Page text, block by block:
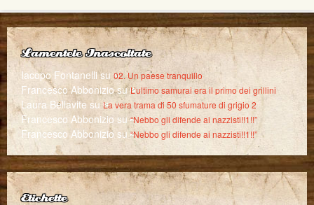
Lamentele Inascoltate
Iacopo Fontanellisu02. Un paese tranquillo
Francesco AbboniziosuL’ultimo samurai era il primo dei grillini
Laura Bellavite su La vera trama di 50 sfumature di grigio 2
Francesco Abbonizio su“Nebbo gli difende ai nazzisti!!1!!”
Francesco Abbonizio su“Nebbo gli difende ai nazzisti!!1!!”
Etichette